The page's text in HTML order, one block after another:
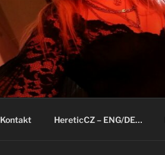
Kontakt HereticCZ – ENG/DE…